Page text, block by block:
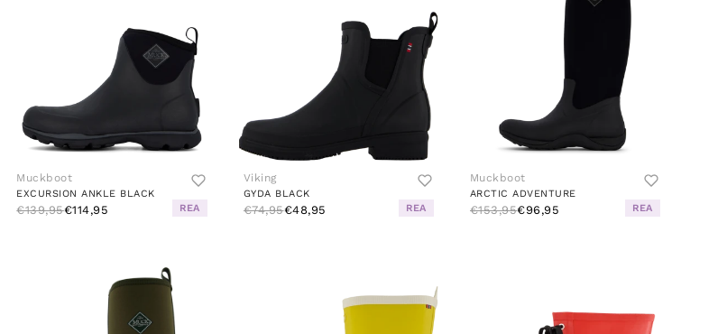
Muckboot
EXCURSION ANKLE BLACK
€139,95€114,95 REA
Viking
GYDA BLACK
€74,95€48,95 REA
Muckboot
ARCTIC ADVENTURE
€153,95€96,95 REA